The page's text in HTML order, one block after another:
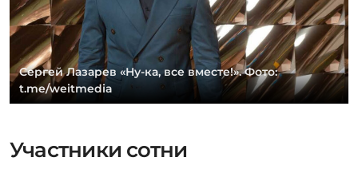
Сергей Лазарев «Ну-ка, все вместе!». Фото:
t.me/weitmedia
Участники сотни